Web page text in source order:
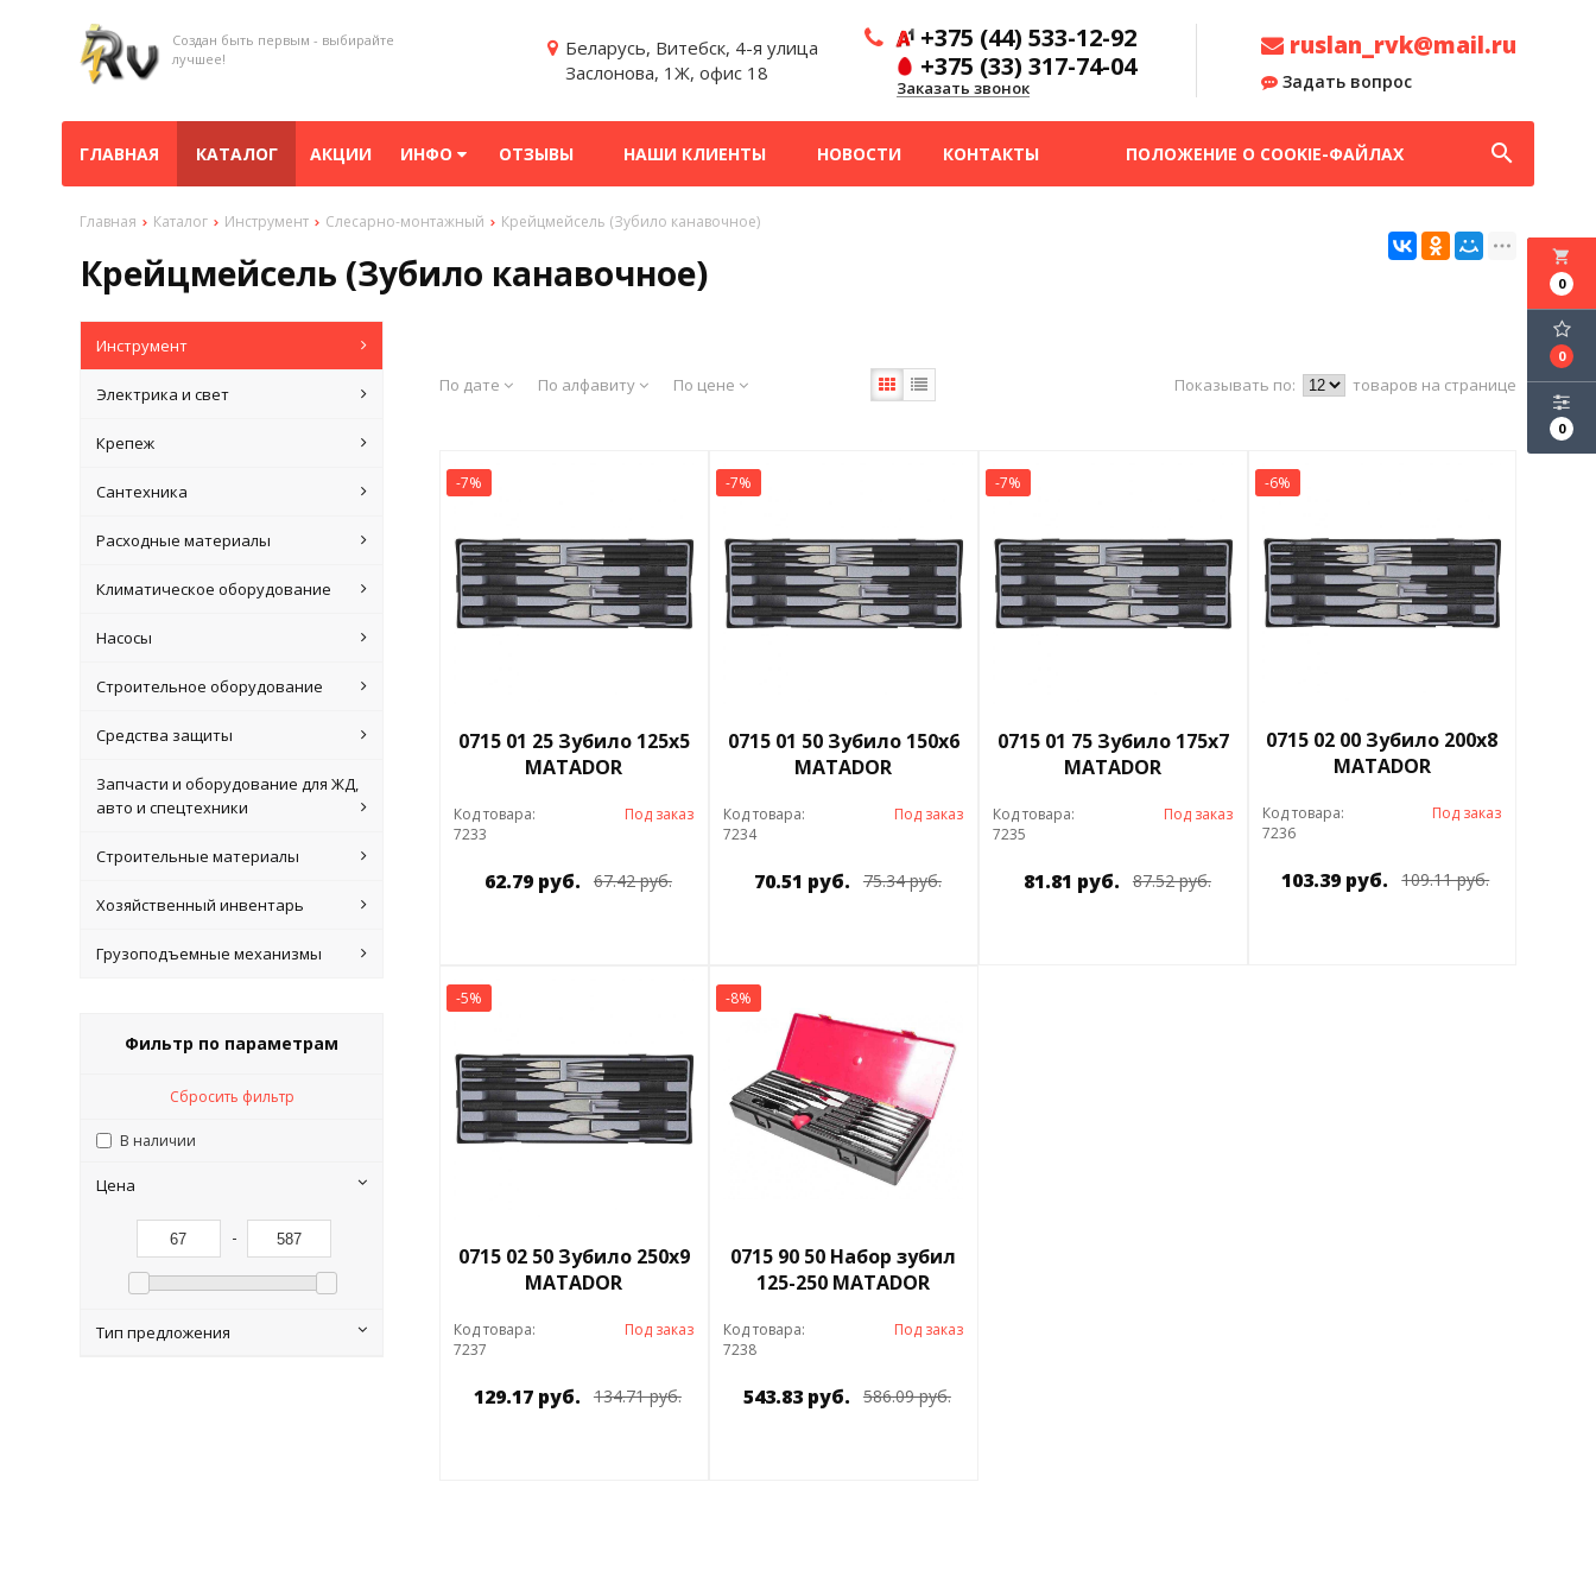
Создан быть первым - выбирайте
лучшее!
Беларусь, Витебск, 4-я улица
Заслонова, 1Ж, офис 18
+375 (44) 533-12-92
+375 (33) 317-74-04
Заказать звонок
ruslan_rvk@mail.ru
Задать вопрос
ГЛАВНАЯ КАТАЛОГ АКЦИИ ИНФО ОТЗЫВЫ НАШИ КЛИЕНТЫ НОВОСТИ КОНТАКТЫ ПОЛОЖЕНИЕ О COOKIE-ФАЙЛАХ search
Главная Каталог Инструмент Слесарно-монтажный Крейцмейсель (Зубило канавочное)
Крейцмейсель (Зубило канавочное) local_grocery_store
0
0
0
Инструмент
Электрика и свет
Крепеж
Сантехника
Расходные материалы
Климатическое оборудование
Насосы
Строительное оборудование
Средства защиты
Запчасти и оборудование для ЖД,
авто и спецтехники
Строительные материалы
Хозяйственный инвентарь
Грузоподъемные механизмы
Фильтр по параметрам
Сбросить фильтр
В наличии
Цена
-
Тип предложения
По дате По алфавиту По цене Показывать по: товаров на странице
-7%
0715 01 25 Зубило 125х5
MATADOR
Код товара:
7233
Под заказ
62.79 руб. 67.42 руб.
-7%
0715 01 50 Зубило 150х6
MATADOR
Код товара:
7234
Под заказ
70.51 руб. 75.34 руб.
-7%
0715 01 75 Зубило 175х7
MATADOR
Код товара:
7235
Под заказ
81.81 руб. 87.52 руб.
-6%
0715 02 00 Зубило 200х8
MATADOR
Код товара:
7236
Под заказ
103.39 руб. 109.11 руб.
-5%
0715 02 50 Зубило 250х9
MATADOR
Код товара:
7237
Под заказ
129.17 руб. 134.71 руб.
-8%
0715 90 50 Набор зубил
125-250 MATADOR
Код товара:
7238
Под заказ
543.83 руб. 586.09 руб.